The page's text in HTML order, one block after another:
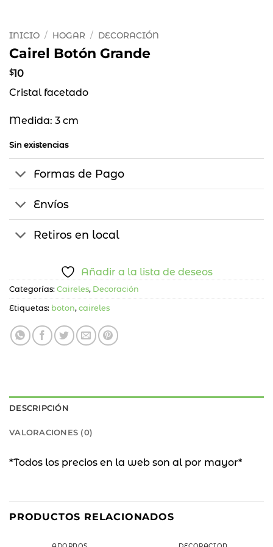
INICIO / HOGAR / DECORACIÓN
Cairel Botón Grande
$10
Cristal facetado
Medida: 3 cm
Sin existencias
Formas de Pago
Envíos
Retiros en local
Añadir a la lista de deseos
Categorías: Caireles, Decoración
Etiquetas: boton, caireles
DESCRIPCIÓN
VALORACIONES (0)
*Todos los precios en la web son al por mayor*
PRODUCTOS RELACIONADOS
OFF